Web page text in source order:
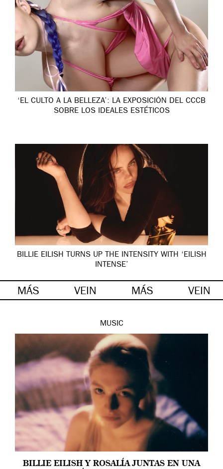
‘EL CULTO A LA BELLEZA’: LA EXPOSICIÓN DEL CCCB
SOBRE LOS IDEALES ESTÉTICOS
BILLIE EILISH TURNS UP THE INTENSITY WITH ‘EILISH
INTENSE’
MÁS VEIN MÁS VEIN
MUSIC
BILLIE EILISH Y ROSALÍA JUNTAS EN UNA